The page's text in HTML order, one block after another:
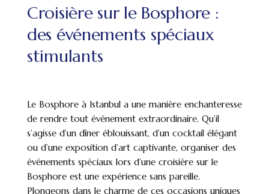
Croisière sur le Bosphore :
des événements spéciaux
stimulants
Le Bosphore à Istanbul a une manière enchanteresse
de rendre tout événement extraordinaire. Qu’il
s’agisse d’un dîner éblouissant, d’un cocktail élégant
ou d’une exposition d’art captivante, organiser des
événements spéciaux lors d’une croisière sur le
Bosphore est une expérience sans pareille.
Plongeons dans le charme de ces occasions uniques